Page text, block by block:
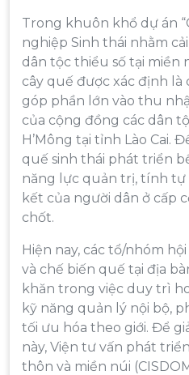
Trong khuôn khổ dự án
nghiệp Sinh thái nhằm
dân tộc thiểu số tại miền
cây quế được xác định
góp phần lớn vào thu
của cộng đồng các dân
H’Mông tại tỉnh Lào Cai.
quế sinh thái phát triển
năng lực quản trị, tính tự
kết của người dân ở cấp
chốt.
Hiện nay, các tổ/nhóm
và chế biến quế tại địa
khăn trong việc duy trì
kỹ năng quản lý nội bộ,
tối ưu hóa theo giới. Để
này, Viện tư vấn phát
thôn và miền núi